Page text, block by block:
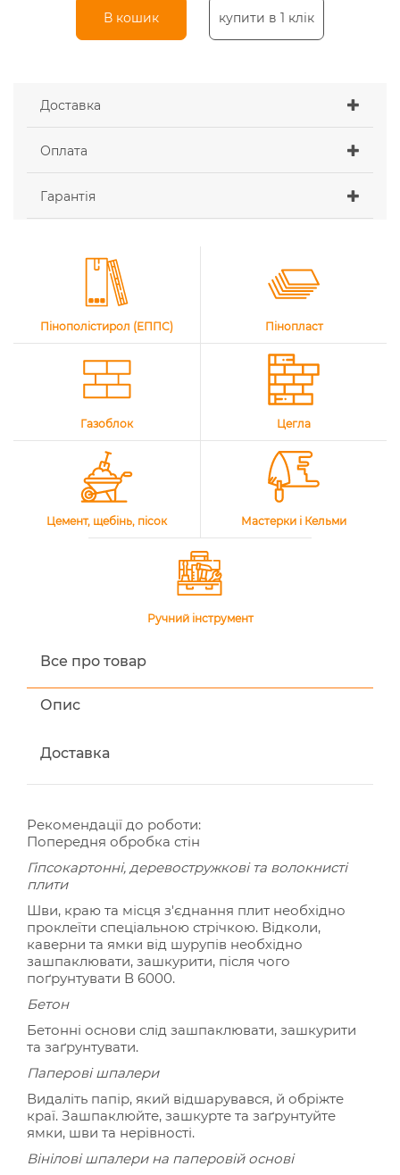
В кошик купити в 1 клік
Доставка
Оплата
Гарантія
Пінополістирол (ЕППС) Пінопласт
Газоблок Цегла
Цемент, щебінь, пісок Мастерки і Кельми
Ручний інструмент
Все про товар
Опис
Доставка
Рекомендації до роботи:
Попередня обробка стін
Гіпсокартонні, деревостружкові та волокнисті
плити
Шви, краю та місця з'єднання плит необхідно
проклеїти спеціальною стрічкою. Відколи,
каверни та ямки від шурупів необхідно
зашпаклювати, зашкурити, після чого
поґрунтувати В 6000.
Бетон
Бетонні основи слід зашпаклювати, зашкурити
та заґрунтувати.
Паперові шпалери
Видаліть папір, який відшарувався, й обріжте
краї. Зашпаклюйте, зашкурте та заґрунтуйте
ямки, шви та нерівності.
Вінілові шпалери на паперовій основі